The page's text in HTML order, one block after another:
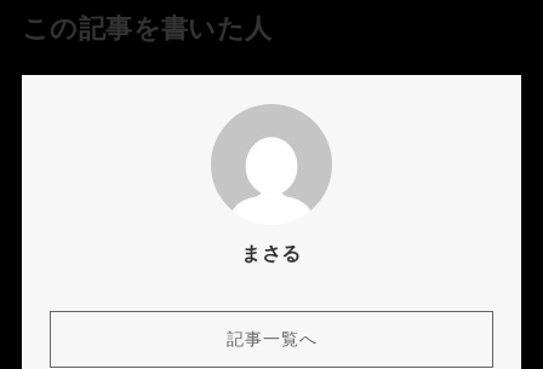
この記事を書いた人
まさる
記事一覧へ